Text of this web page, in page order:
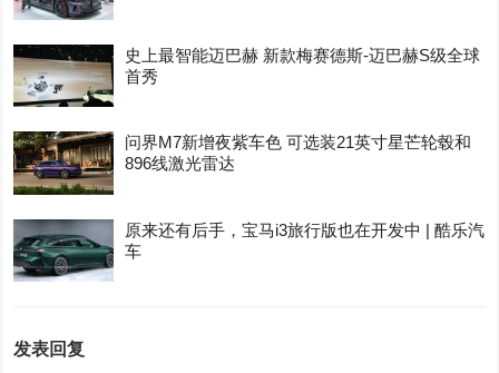
史上最智能迈巴赫 新款梅赛德斯-迈巴赫S级全球
首秀
问界M7新增夜紫车色 可选装21英寸星芒轮毂和
896线激光雷达
原来还有后手，宝马i3旅行版也在开发中 | 酷乐汽
车
发表回复